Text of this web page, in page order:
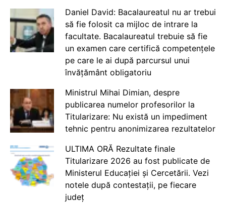
Daniel David: Bacalaureatul nu ar trebui
să fie folosit ca mijloc de intrare la
facultate. Bacalaureatul trebuie să fie
un examen care certifică competențele
pe care le ai după parcursul unui
învățământ obligatoriu
Ministrul Mihai Dimian, despre
publicarea numelor profesorilor la
Titularizare: Nu există un impediment
tehnic pentru anonimizarea rezultatelor
ULTIMA ORĂ Rezultate finale
Titularizare 2026 au fost publicate de
Ministerul Educației și Cercetării. Vezi
notele după contestații, pe fiecare
județ